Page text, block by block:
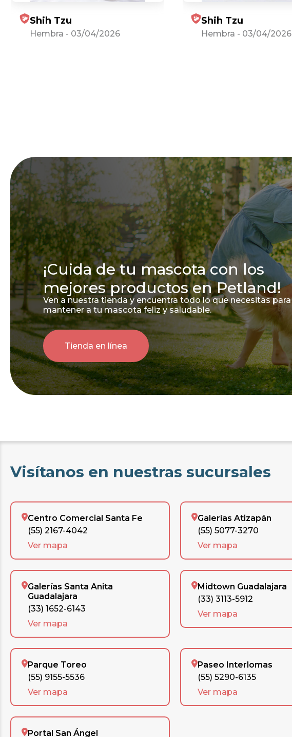
Shih Tzu
Hembra - 03/04/2026
Shih Tzu
Hembra - 03/04/2026
¡Cuida de tu mascota con los
mejores productos en Petland!
Ven a nuestra tienda y encuentra todo lo que necesitas para
mantener a tu mascota feliz y saludable.
Tienda en línea
Visítanos en nuestras sucursales
Centro Comercial Santa Fe
(55) 2167-4042
Ver mapa
Galerías Atizapán
(55) 5077-3270
Ver mapa
Galerías Santa Anita
Guadalajara
(33) 1652-6143
Ver mapa
Midtown Guadalajara
(33) 3113-5912
Ver mapa
Parque Toreo
(55) 9155-5536
Ver mapa
Paseo Interlomas
(55) 5290-6135
Ver mapa
Portal San Ángel